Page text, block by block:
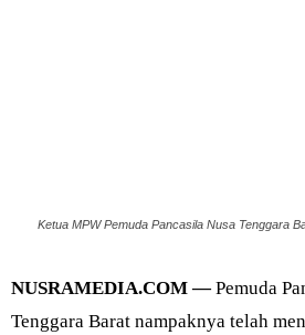
Ketua MPW Pemuda Pancasila Nusa Tenggara
NUSRAMEDIA.COM —Pemuda
Tenggara Barat nampaknya telah